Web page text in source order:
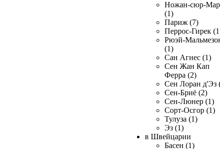
Ножан-сюр-
(1)
Париж (7)
Перрос-Гирек
Рюэй-
(1)
Сан Агнес (1)
Сен Жан Кап
Ферра (2)
Сен Лоран д'Эз
Сен-Бриё (2)
Сен-Люнер (1)
Сорт-Осгор (1)
Тулуза (1)
Эз (1)
в Швейцарии
Басен (1)